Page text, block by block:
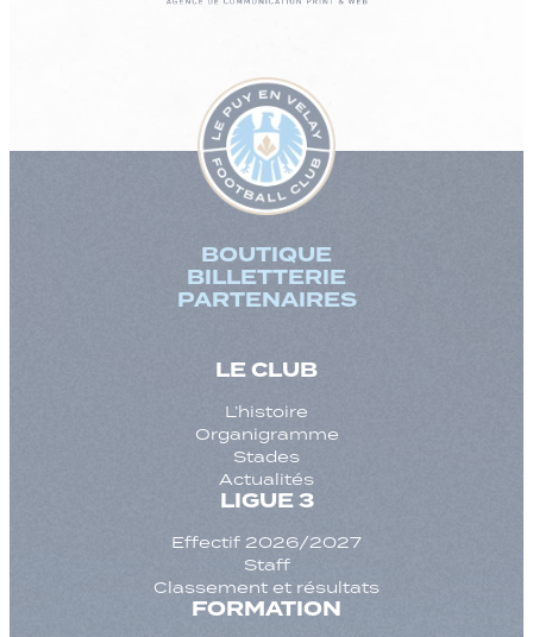
BOUTIQUE
BILLETTERIE
PARTENAIRES
LE CLUB
L’histoire
Organigramme
Stades
Actualités
LIGUE 3
Effectif 2026/2027
Staff
Classement et résultats
FORMATION